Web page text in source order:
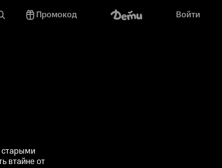
Промокод Войти
старыми
втайне от